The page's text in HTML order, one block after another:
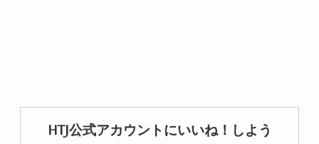
HTJ公式アカウントにいいね！しよう